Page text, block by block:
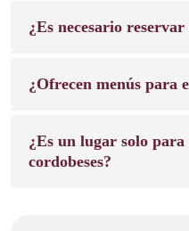
¿Es necesario reservar
¿Ofrecen menús para
¿Es un lugar solo
cordobeses?